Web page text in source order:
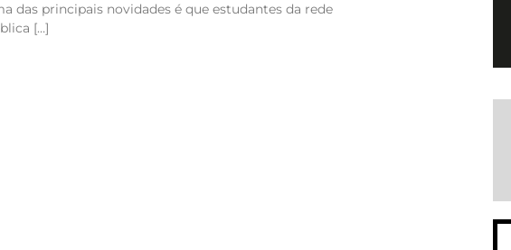
das principais novidades é que estudantes da rede
[…]